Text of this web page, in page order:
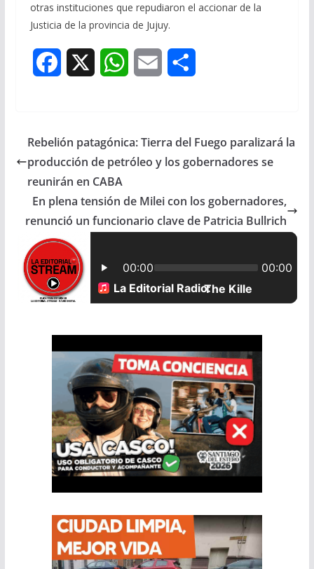
otras instituciones que repudiaron el accionar de la
Justicia de la provincia de Jujuy.
e
b
o
k
W
t
A
p
i
r
Rebelión patagónica: Tierra del Fuego paralizará la
producción de petróleo y los gobernadores se
reunirán en CABA
En plena tensión de Milei con los gobernadores,
renunció un funcionario clave de Patricia Bullrich